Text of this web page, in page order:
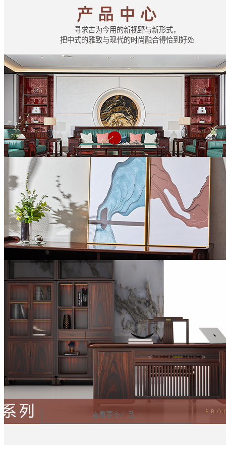
寻求古为今用的新视野与新形式，
把中式的雅致与现代的时尚融合得恰到好处
查看更多产品 >